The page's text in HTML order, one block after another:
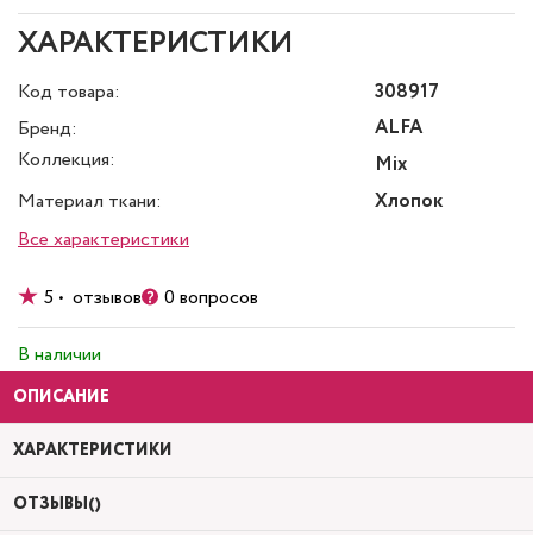
ХАРАКТЕРИСТИКИ
Код товара:
308917
Бренд:
ALFA
Коллекция:
Mix
Материал ткани:
Хлопок
Все характеристики
5 • отзывов 0 вопросов
В наличии
ОПИСАНИЕ
ХАРАКТЕРИСТИКИ
ОТЗЫВЫ()